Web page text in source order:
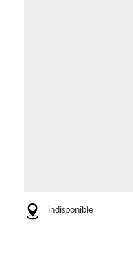
indisponible